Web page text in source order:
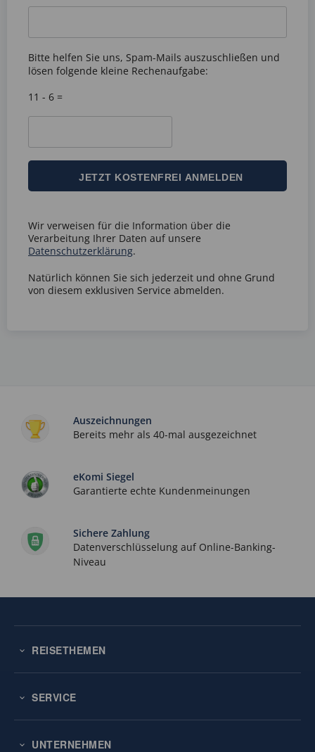
Bitte helfen Sie uns, Spam-Mails auszuschließen und
lösen folgende kleine Rechenaufgabe:
11 - 6 =
Wir verweisen für die Information über die
Verarbeitung Ihrer Daten auf unsere
Datenschutzerklärung.
Natürlich können Sie sich jederzeit und ohne Grund
von diesem exklusiven Service abmelden.
Auszeichnungen
Bereits mehr als 40-mal ausgezeichnet
eKomi Siegel
Garantierte echte Kundenmeinungen
Sichere Zahlung
Datenverschlüsselung auf Online-Banking-
Niveau
REISETHEMEN
SERVICE
UNTERNEHMEN